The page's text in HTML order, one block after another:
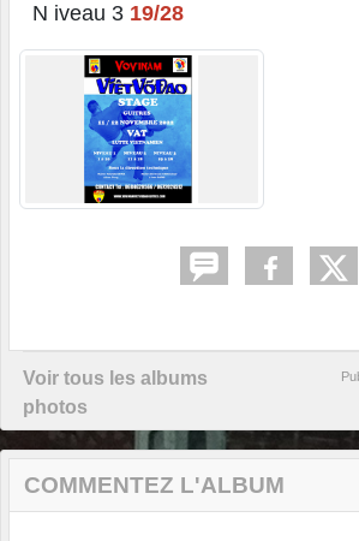
N iveau 3 19/28
Voir tous les albums
photos
COMMENTEZ L'ALBUM